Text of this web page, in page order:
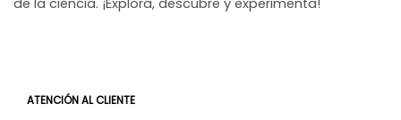
ATENCIÓN AL CLIENTE